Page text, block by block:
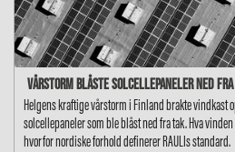
Vårstorm blåste solcellepaneler ned
Helgens kraftige vårstorm i Finland brakte vindkast
solcellepaneler som ble blåst ned fra tak. Hva
hvorfor nordiske forhold definerer RAULIs standard.